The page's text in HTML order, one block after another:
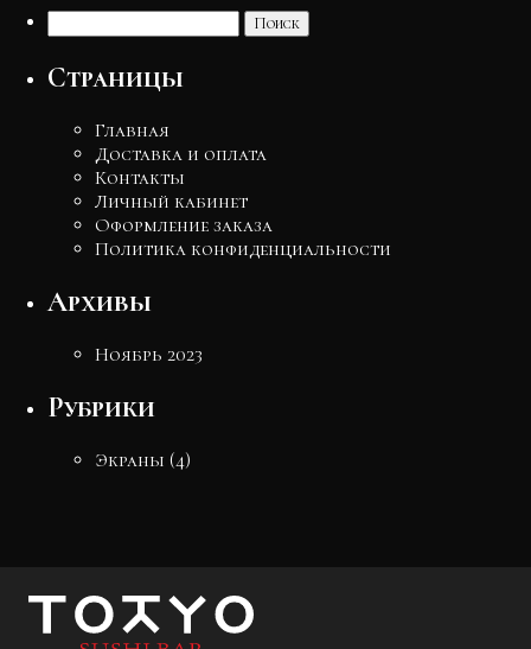
Страницы
Главная
Доставка и оплата
Контакты
Личный кабинет
Оформление заказа
Политика конфиденциальности
Архивы
Ноябрь 2023
Рубрики
Экраны (4)